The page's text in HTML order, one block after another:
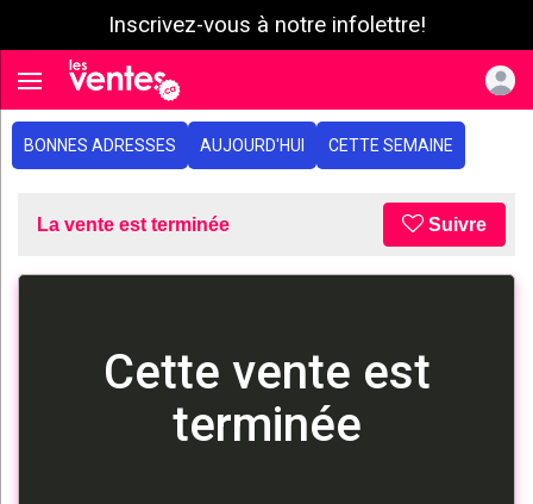
Inscrivez-vous à notre infolettre!
Toggle navigation
BONNES ADRESSES AUJOURD'HUI CETTE SEMAINE
La vente est terminée Suivre
Cette vente est
terminée